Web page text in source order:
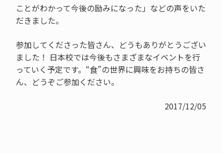
ことがわかって今後の励みになった」などの声をいた
だきました。
参加してくださった皆さん、どうもありがとうござい
ました！ 日本校では今後もさまざまなイベントを行
っていく予定です。“食”の世界に興味をお持ちの皆さ
ん、どうぞご参加ください。
2017/12/05